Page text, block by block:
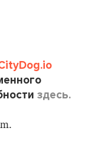
здесь.